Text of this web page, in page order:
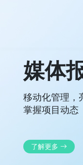
媒体
移动化管理，
掌握项目动态
了解更多